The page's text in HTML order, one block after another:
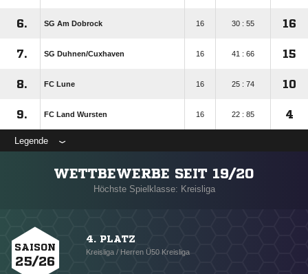
6. SG Am Dobrock 16 30 : 55 16
7. SG Duhnen/​Cuxhaven 16 41 : 66 15
8. FC Lune 16 25 : 74 10
9. FC Land Wursten 16 22 : 85 4
Legende
WETTBEWERBE SEIT 19/20
Höchste Spielklasse: Kreisliga
SAISON
25/26
4. PLATZ
Kreisliga / Herren Ü50 Kreisliga